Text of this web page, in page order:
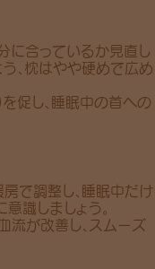
に合っているか見直し
、枕はやや硬めで広め
を促し、睡眠中の首への
で調整し、睡眠中だけ
識しましょう。
血流が改善 し、スムーズ